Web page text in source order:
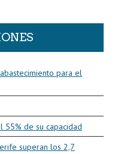
para el
55% de su capacidad
superan los 2,7